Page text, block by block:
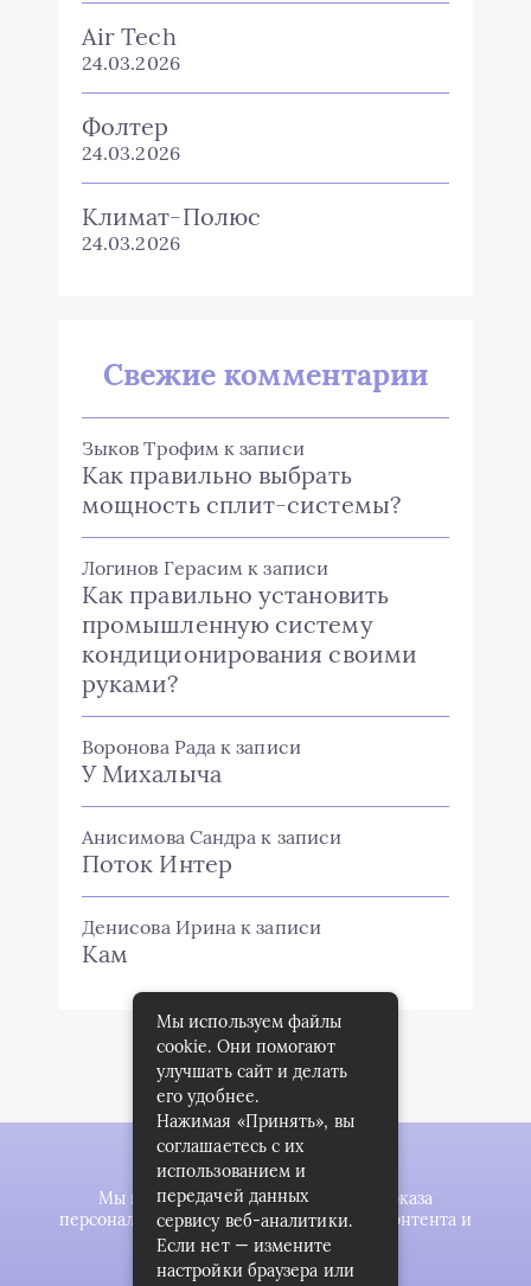
Air Tech
24.03.2026
Фолтер
24.03.2026
Климат-Полюс
24.03.2026
Свежие комментарии
Зыков Трофимк записи
Как правильно выбрать
мощность сплит-системы?
Логинов Герасим к записи
Как правильно установить
промышленную систему
кондиционирования своими
руками?
Воронова Рада к записи
У Михалыча
Анисимова Сандра к записи
Поток Интер
Денисова Ирина к записи
Кам
Мы используем файлы cookie для показа
персонализированной рекламы и/или контента и
анализа нашего трафика.
Мы используем файлы
cookie. Они помогают
улучшать сайт и делать
его удобнее.
Нажимая «Принять», вы
соглашаетесь с их
использованием и
передачей данных
сервису веб-аналитики.
Если нет — измените
настройки браузера или